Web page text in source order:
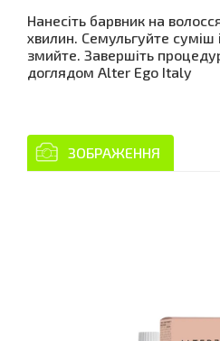
Нанесіть барвник на
хвилин. Семульгуйте суміш
змийте. Завершіть
доглядом Alter Ego Italy
ЗОБРАЖЕННЯ